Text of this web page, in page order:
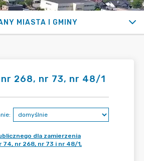
MIASTA I GMINY
268, nr 73, nr 48/1
dla zamierzenia
74, nr 268, nr 73 i nr 48/1,